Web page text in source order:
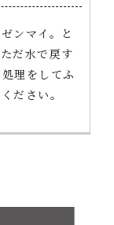
ンマイ。と
だ水で戻す
理をしてふ
ださい。